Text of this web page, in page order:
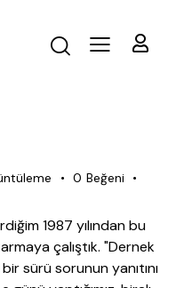
0 Beğeni
1987 yılından bu
çalıştık. "Dernek
sürü sorunun yanıtını